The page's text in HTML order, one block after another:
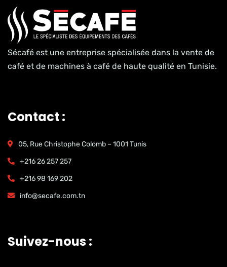
Sécafé est une entreprise spécialisée dans la vente de
café et de machines à café de haute qualité en Tunisie.
Contact :
05, Rue Christophe Colomb – 1001 Tunis
+216 26 257 257
+216 98 169 202
info@secafe.com.tn
Suivez-nous :